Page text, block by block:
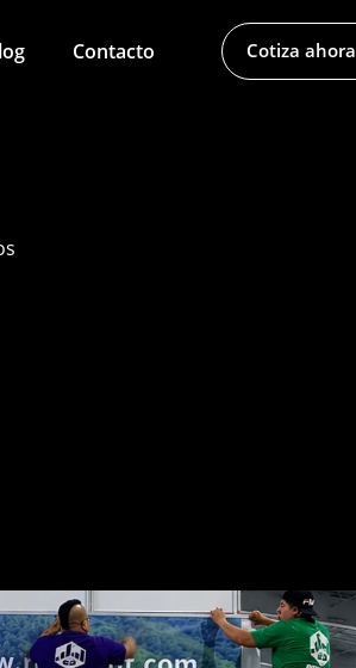
Contacto Cotiza ahora